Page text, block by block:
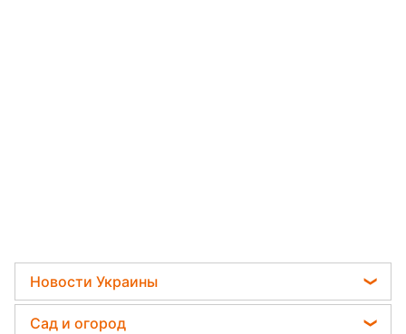
Новости Украины
Пенсии в Украине
Сад и огород